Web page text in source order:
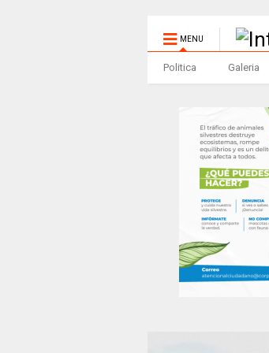
MENU
Politica Galeria